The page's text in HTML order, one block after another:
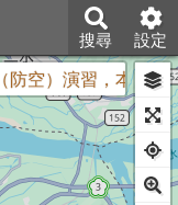
搜尋 設定
空）演習，本公司